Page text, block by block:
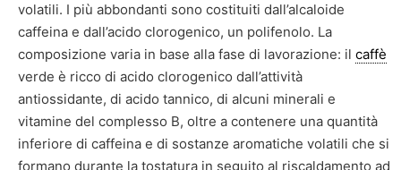
volatili. I più abbondanti sono costituiti dall’alcaloide
caffeina e dall’acido clorogenico, un polifenolo. La
composizione varia in base alla fase di lavorazione: il caffè
verde è ricco di acido clorogenico dall’attività
antiossidante, di acido tannico, di alcuni minerali e
vitamine del complesso B, oltre a contenere una quantità
inferiore di caffeina e di sostanze aromatiche volatili che si
formano durante la tostatura in seguito al riscaldamento ad